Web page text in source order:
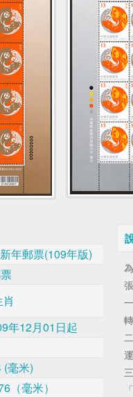
年郵票(109年版)
年12月01日起
(毫米)
（毫米）